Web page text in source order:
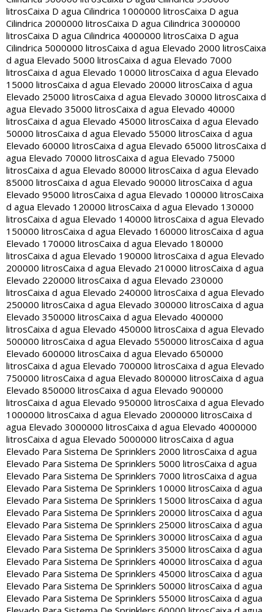
litrosCaixa D agua Cilindrica 1000000 litrosCaixa D agua
Cilindrica 2000000 litrosCaixa D agua Cilindrica 3000000
litrosCaixa D agua Cilindrica 4000000 litrosCaixa D agua
Cilindrica 5000000 litrosCaixa d agua Elevado 2000 litrosCaixa
d agua Elevado 5000 litrosCaixa d agua Elevado 7000
litrosCaixa d agua Elevado 10000 litrosCaixa d agua Elevado
15000 litrosCaixa d agua Elevado 20000 litrosCaixa d agua
Elevado 25000 litrosCaixa d agua Elevado 30000 litrosCaixa d
agua Elevado 35000 litrosCaixa d agua Elevado 40000
litrosCaixa d agua Elevado 45000 litrosCaixa d agua Elevado
50000 litrosCaixa d agua Elevado 55000 litrosCaixa d agua
Elevado 60000 litrosCaixa d agua Elevado 65000 litrosCaixa d
agua Elevado 70000 litrosCaixa d agua Elevado 75000
litrosCaixa d agua Elevado 80000 litrosCaixa d agua Elevado
85000 litrosCaixa d agua Elevado 90000 litrosCaixa d agua
Elevado 95000 litrosCaixa d agua Elevado 100000 litrosCaixa
d agua Elevado 120000 litrosCaixa d agua Elevado 130000
litrosCaixa d agua Elevado 140000 litrosCaixa d agua Elevado
150000 litrosCaixa d agua Elevado 160000 litrosCaixa d agua
Elevado 170000 litrosCaixa d agua Elevado 180000
litrosCaixa d agua Elevado 190000 litrosCaixa d agua Elevado
200000 litrosCaixa d agua Elevado 210000 litrosCaixa d agua
Elevado 220000 litrosCaixa d agua Elevado 230000
litrosCaixa d agua Elevado 240000 litrosCaixa d agua Elevado
250000 litrosCaixa d agua Elevado 300000 litrosCaixa d agua
Elevado 350000 litrosCaixa d agua Elevado 400000
litrosCaixa d agua Elevado 450000 litrosCaixa d agua Elevado
500000 litrosCaixa d agua Elevado 550000 litrosCaixa d agua
Elevado 600000 litrosCaixa d agua Elevado 650000
litrosCaixa d agua Elevado 700000 litrosCaixa d agua Elevado
750000 litrosCaixa d agua Elevado 800000 litrosCaixa d agua
Elevado 850000 litrosCaixa d agua Elevado 900000
litrosCaixa d agua Elevado 950000 litrosCaixa d agua Elevado
1000000 litrosCaixa d agua Elevado 2000000 litrosCaixa d
agua Elevado 3000000 litrosCaixa d agua Elevado 4000000
litrosCaixa d agua Elevado 5000000 litrosCaixa d agua
Elevado Para Sistema De Sprinklers 2000 litrosCaixa d agua
Elevado Para Sistema De Sprinklers 5000 litrosCaixa d agua
Elevado Para Sistema De Sprinklers 7000 litrosCaixa d agua
Elevado Para Sistema De Sprinklers 10000 litrosCaixa d agua
Elevado Para Sistema De Sprinklers 15000 litrosCaixa d agua
Elevado Para Sistema De Sprinklers 20000 litrosCaixa d agua
Elevado Para Sistema De Sprinklers 25000 litrosCaixa d agua
Elevado Para Sistema De Sprinklers 30000 litrosCaixa d agua
Elevado Para Sistema De Sprinklers 35000 litrosCaixa d agua
Elevado Para Sistema De Sprinklers 40000 litrosCaixa d agua
Elevado Para Sistema De Sprinklers 45000 litrosCaixa d agua
Elevado Para Sistema De Sprinklers 50000 litrosCaixa d agua
Elevado Para Sistema De Sprinklers 55000 litrosCaixa d agua